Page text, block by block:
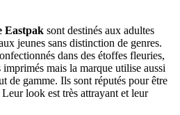
Eastpak sont destinés aux adultes
jeunes sans distinction de genres.
dans des étoffes fleuries,
mais la marque utilise aussi
de gamme. Ils sont réputés pour être
look est très attrayant et leur